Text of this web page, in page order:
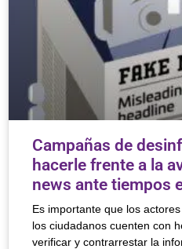
Campañas de
hacerle frente a la
news ante tiempos
Es importante que los
los ciudadanos cuenten con
verificar y contrarrestar la